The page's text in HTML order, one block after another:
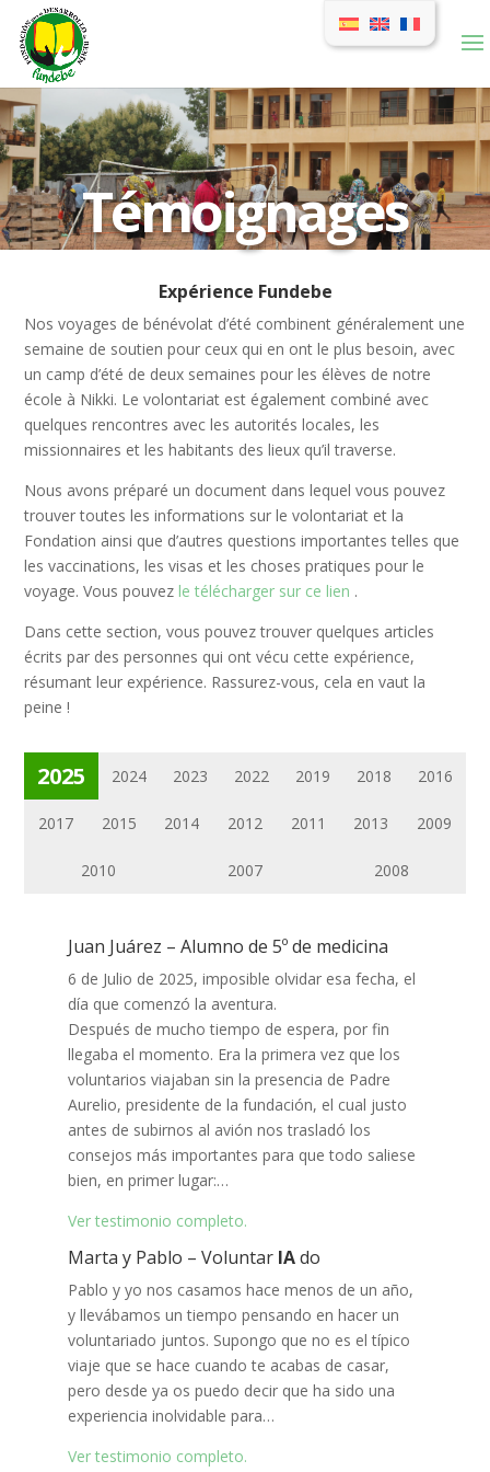
Témoignages
Expérience Fundebe
Nos voyages de bénévolat d’été combinent généralement une
semaine de soutien pour ceux qui en ont le plus besoin, avec
un camp d’été de deux semaines pour les élèves de notre
école à Nikki. Le volontariat est également combiné avec
quelques rencontres avec les autorités locales, les
missionnaires et les habitants des lieux qu’il traverse.
Nous avons préparé un document dans lequel vous pouvez
trouver toutes les informations sur le volontariat et la
Fondation ainsi que d’autres questions importantes telles que
les vaccinations, les visas et les choses pratiques pour le
voyage. Vous pouvez le télécharger sur ce lien .
Dans cette section, vous pouvez trouver quelques articles
écrits par des personnes qui ont vécu cette expérience,
résumant leur expérience. Rassurez-vous, cela en vaut la
peine !
2025 2024 2023 2022 2019 2018 2016
2017 2015 2014 2012 2011 2013 2009
2010 2007 2008
Juan Juárez – Alumno de 5º de medicina
6 de Julio de 2025, imposible olvidar esa fecha, el
día que comenzó la aventura.
Después de mucho tiempo de espera, por fin
llegaba el momento. Era la primera vez que los
voluntarios viajaban sin la presencia de Padre
Aurelio, presidente de la fundación, el cual justo
antes de subirnos al avión nos trasladó los
consejos más importantes para que todo saliese
bien, en primer lugar:…
Ver testimonio completo.
Marta y Pablo – Voluntar IAdo
Pablo y yo nos casamos hace menos de un año,
y llevábamos un tiempo pensando en hacer un
voluntariado juntos. Supongo que no es el típico
viaje que se hace cuando te acabas de casar,
pero desde ya os puedo decir que ha sido una
experiencia inolvidable para…
Ver testimonio completo.